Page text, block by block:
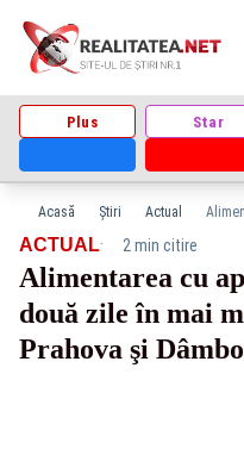
Plus Star
Acasă Știri Actual
ACTUAL· 2 min citire
Alimentarea cu
două zile în mai
Prahova şi